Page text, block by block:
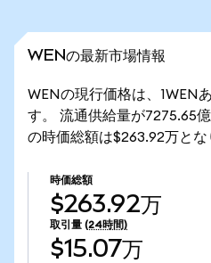
WENの最新市場情報
WENの現行価格は、1WEN
す。 流通供給量が7275.65
の時価総額は$263.92万とな
時価総額
$263.92万
取引量 (24時間)
$15.07万